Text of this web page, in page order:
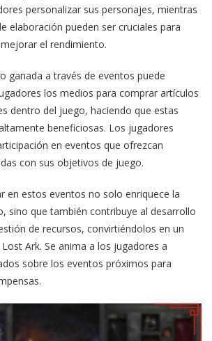
personalizar sus personajes, mientras
elaboración pueden ser cruciales para
el rendimiento.
ganada a través de eventos puede
los medios para comprar artículos
dentro del juego, haciendo que estas
beneficiosas. Los jugadores
en eventos que ofrezcan
con sus objetivos de juego.
en estos eventos no solo enriquece la
sino que también contribuye al desarrollo
de recursos, convirtiéndolos en un
Ark. Se anima a los jugadores a
sobre los eventos próximos para